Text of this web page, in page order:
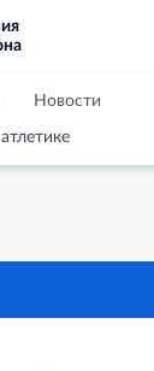
Новости